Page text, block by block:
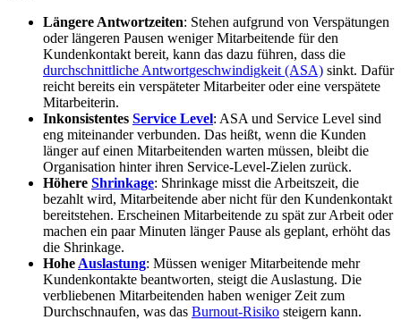
Längere Antwortzeiten: Stehen aufgrund von Verspätungen
oder längeren Pausen weniger Mitarbeitende für den
Kundenkontakt bereit, kann das dazu führen, dass die
durchschnittliche Antwortgeschwindigkeit (ASA) sinkt. Dafür
reicht bereits ein verspäteter Mitarbeiter oder eine verspätete
Mitarbeiterin.
Inkonsistentes Service Level: ASA und Service Level sind
eng miteinander verbunden. Das heißt, wenn die Kunden
länger auf einen Mitarbeitenden warten müssen, bleibt die
Organisation hinter ihren Service-Level-Zielen zurück.
Höhere Shrinkage: Shrinkage misst die Arbeitszeit, die
bezahlt wird, Mitarbeitende aber nicht für den Kundenkontakt
bereitstehen. Erscheinen Mitarbeitende zu spät zur Arbeit oder
machen ein paar Minuten länger Pause als geplant, erhöht das
die Shrinkage.
Hohe Auslastung: Müssen weniger Mitarbeitende mehr
Kundenkontakte beantworten, steigt die Auslastung. Die
verbliebenen Mitarbeitenden haben weniger Zeit zum
Durchschnaufen, was das Burnout-Risiko steigern kann.